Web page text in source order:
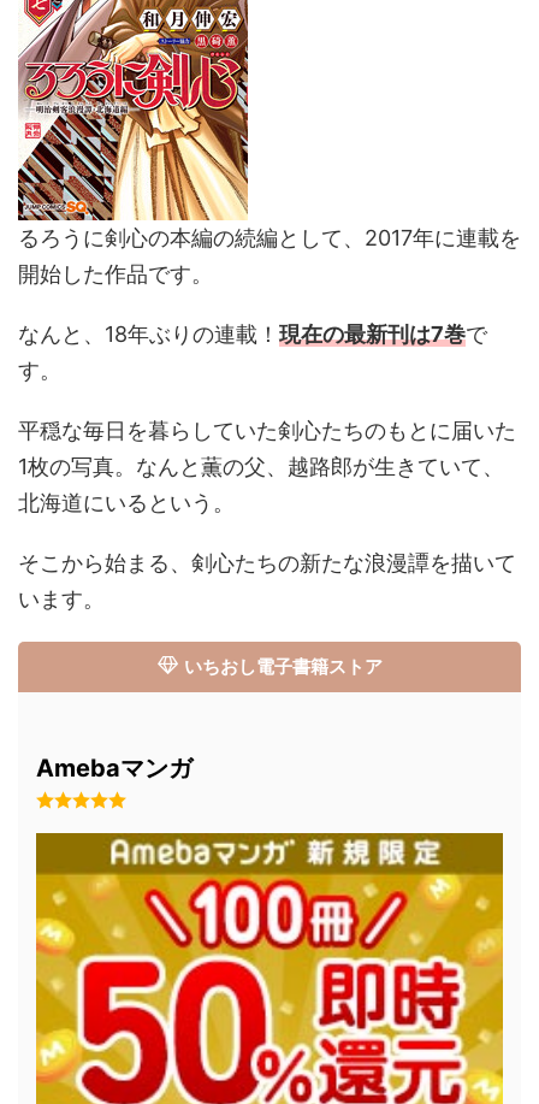
るろうに剣心の本編の続編として、2017年に連載を
開始した作品です。
なんと、18年ぶりの連載！ 現在の最新刊は7巻で
す。
平穏な毎日を暮らしていた剣心たちのもとに届いた
1枚の写真。なんと薫の父、越路郎が生きていて、
北海道にいるという。
そこから始まる、剣心たちの新たな浪漫譚を描いて
います。
いちおし電子書籍ストア
Amebaマンガ